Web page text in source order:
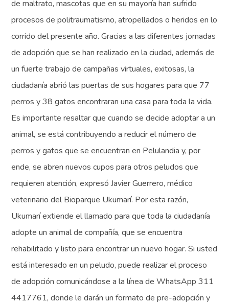
de maltrato, mascotas que en su mayoría han sufrido
procesos de politraumatismo, atropellados o heridos en lo
corrido del presente año. Gracias a las diferentes jornadas
de adopción que se han realizado en la ciudad, además de
un fuerte trabajo de campañas virtuales, exitosas, la
ciudadanía abrió las puertas de sus hogares para que 77
perros y 38 gatos encontraran una casa para toda la vida.
Es importante resaltar que cuando se decide adoptar a un
animal, se está contribuyendo a reducir el número de
perros y gatos que se encuentran en Pelulandia y, por
ende, se abren nuevos cupos para otros peludos que
requieren atención, expresó Javier Guerrero, médico
veterinario del Bioparque Ukumarí. Por esta razón,
Ukumarí extiende el llamado para que toda la ciudadanía
adopte un animal de compañía, que se encuentra
rehabilitado y listo para encontrar un nuevo hogar. Si usted
está interesado en un peludo, puede realizar el proceso
de adopción comunicándose a la línea de WhatsApp 311
4417761, donde le darán un formato de pre-adopción y